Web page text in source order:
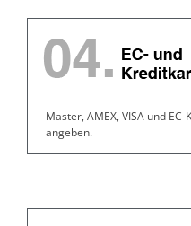
Master, AMEX, VISA und
angeben.